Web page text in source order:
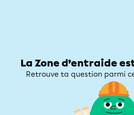
La Zone d’entraide
Retrouve ta question parmi